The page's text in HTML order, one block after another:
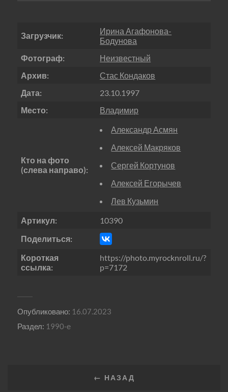
Загрузчик:
Ирина Агафонова-
Бодунова
Фотограф:
Неизвестный
Архив:
Стас Кондаков
Дата:
23.10.1997
Место:
Владимир
Кто на фото
(слева направо):
Александр Асмян
Алексей Макряков
Сергей Кортунов
Алексей Егорычев
Лев Кузьмин
Артикул:
10390
Поделиться:
Короткая
ссылка:
https://photo.myrocknroll.ru/?
p=7172
Опубликовано: 16.07.2023
Раздел: 1990-е
← НАЗАД